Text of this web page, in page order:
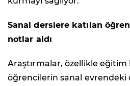
Sanal derslere katılan
notlar aldı
Araştırmalar, özellikle eğitim
öğrencilerin sanal evrendeki